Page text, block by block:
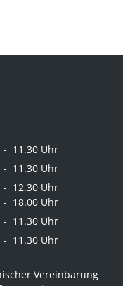
- 11.30 Uhr
- 11.30 Uhr
- 12.30 Uhr
- 18.00 Uhr
- 11.30 Uhr
- 11.30 Uhr
Vereinbarung